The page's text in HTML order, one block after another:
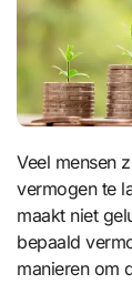
Veel mensen zijn op zoek naar een manier om hun
vermogen te
maakt niet
bepaald
manieren om